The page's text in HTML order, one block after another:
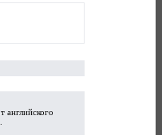
английского